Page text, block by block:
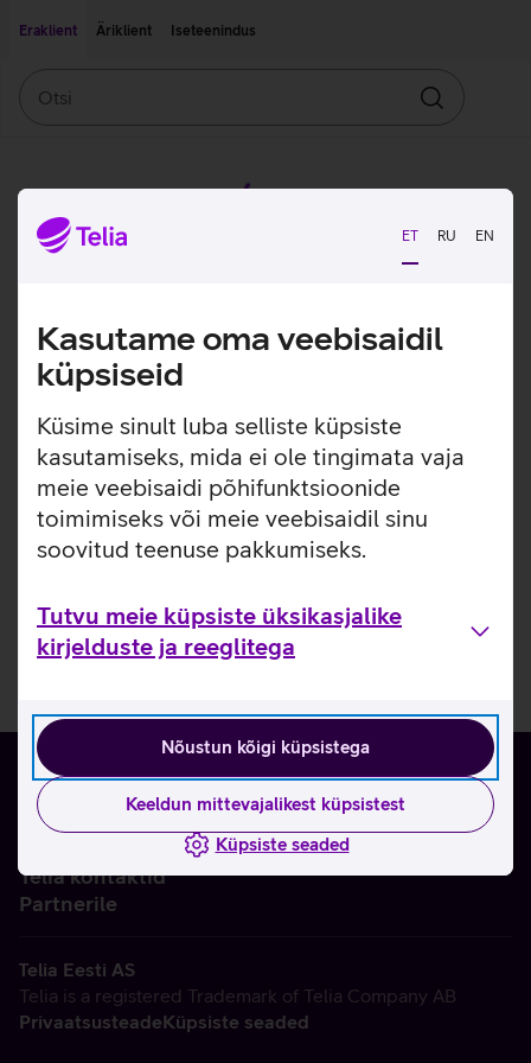
ET RU EN
Kasutame oma veebisaidil
küpsiseid
Küsime sinult luba selliste küpsiste
kasutamiseks, mida ei ole tingimata vaja
meie veebisaidi põhifunktsioonide
toimimiseks või meie veebisaidil sinu
soovitud teenuse pakkumiseks.
Tutvu meie küpsiste üksikasjalike
kirjelduste ja reeglitega
Nõustun kõigi küpsistega
Keeldun mittevajalikest küpsistest
Küpsiste seaded
Eraklient
Äriklient Iseteenindus
Otsin
Telia kontaktid
Partnerile
Telia Eesti AS
Telia is a registered Trademark of Telia Company AB
PrivaatsusteadeKüpsiste seaded